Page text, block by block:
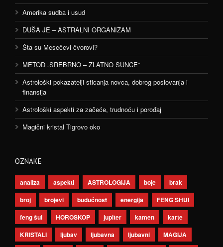
Amerika sudba i usud
DUŠA JE – ASTRALNI ORGANIZAM
Šta su Mesečevi čvorovi?
METOD „SREBRNO – ZLATNO SUNCE“
Astrološki pokazatelji sticanja novca, dobrog poslovanja i
finansija
Astrološki aspekti za začeće, trudnoću i porođaj
Magični kristal Tigrovo oko
OZNAKE
analiza aspekti ASTROLOGIJA boje
brak
broj
brojevi budućnost energija
FENG SHUI
feng šui
HOROSKOP jupiter kamen
karte
KRISTALI
ljubav ljubavna ljubavni MAGIJA